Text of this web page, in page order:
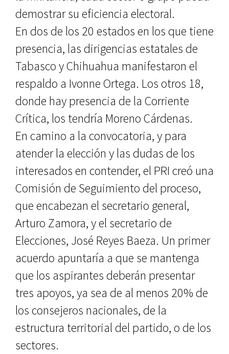
demostrar su eficiencia electoral.
En dos de los 20 estados en los que tiene
presencia, las dirigencias estatales de
Tabasco y Chihuahua manifestaron el
respaldo a Ivonne Ortega. Los otros 18,
donde hay presencia de la Corriente
Crítica, los tendría Moreno Cárdenas.
En camino a la convocatoria, y para
atender la elección y las dudas de los
interesados en contender, el PRI creó una
Comisión de Seguimiento del proceso,
que encabezan el secretario general,
Arturo Zamora, y el secretario de
Elecciones, José Reyes Baeza. Un primer
acuerdo apuntaría a que se mantenga
que los aspirantes deberán presentar
tres apoyos, ya sea de al menos 20% de
los consejeros nacionales, de la
estructura territorial del partido, o de los
sectores.